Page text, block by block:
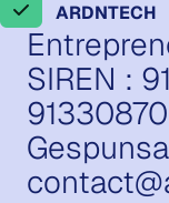
ARDNTECH
SIREN :